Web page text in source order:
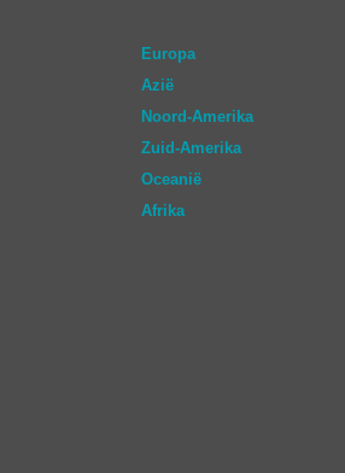
Europa
Azië
Noord-Amerika
Zuid-Amerika
Oceanië
Afrika